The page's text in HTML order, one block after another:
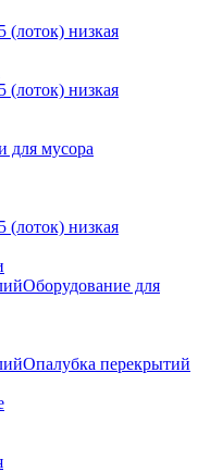
для мусора
Оборудование для
Опалубка перекрытий